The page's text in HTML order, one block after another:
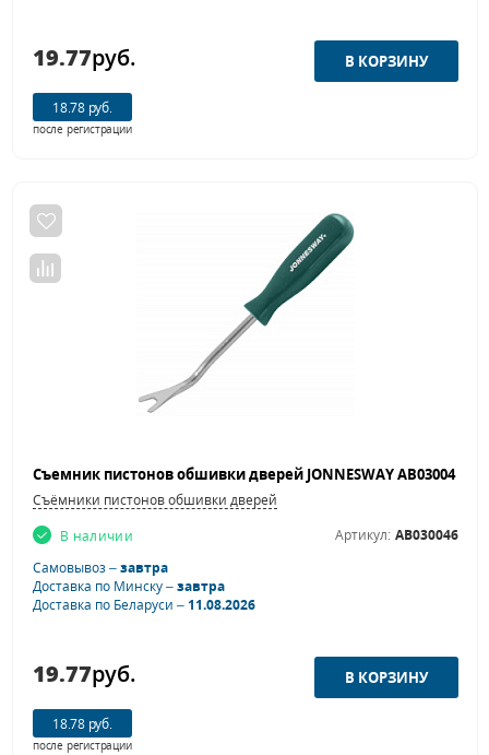
19.77руб.
18.78 руб.
после регистрации
Съёмники пистонов обшивки дверей
В наличии
Артикул: AB030046
Самовывоз –завтра
Доставка по Минску –завтра
Доставка по Беларуси –11.08.2026
19.77руб.
18.78 руб.
после регистрации